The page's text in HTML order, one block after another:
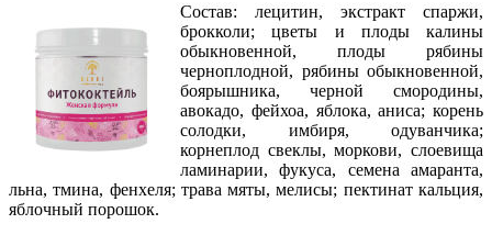
Состав: лецитин, экстракт спаржи,
брокколи; цветы и плоды калины
обыкновенной, плоды рябины
черноплодной, рябины обыкновенной,
боярышника, черной смородины,
авокадо, фейхоа, яблока, аниса; корень
солодки, имбиря, одуванчика;
корнеплод свеклы, моркови, слоевища
ламинарии, фукуса, семена амаранта,
льна, тмина, фенхеля; трава мяты, мелисы; пектинат кальция,
яблочный порошок.